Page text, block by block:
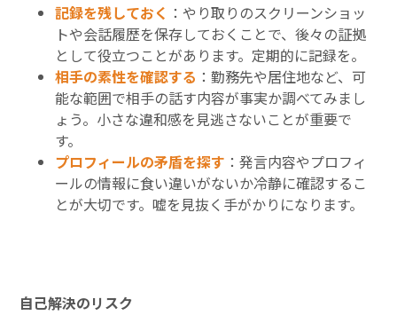
記録を残しておく ：やり取りのスクリーンショッ
トや会話履歴を保存しておくことで、後々の証拠
として役立つことがあります。定期的に記録を。
相手の素性を確認する ：勤務先や居住地など、可
能な範囲で相手の話す内容が事実か調べてみまし
ょう。小さな違和感を見逃さないことが重要で
す。
プロフィールの矛盾を探す ：発言内容やプロフィ
ールの情報に食い違いがないか冷静に確認するこ
とが大切です。嘘を見抜く手がかりになります。
自己解決のリスク